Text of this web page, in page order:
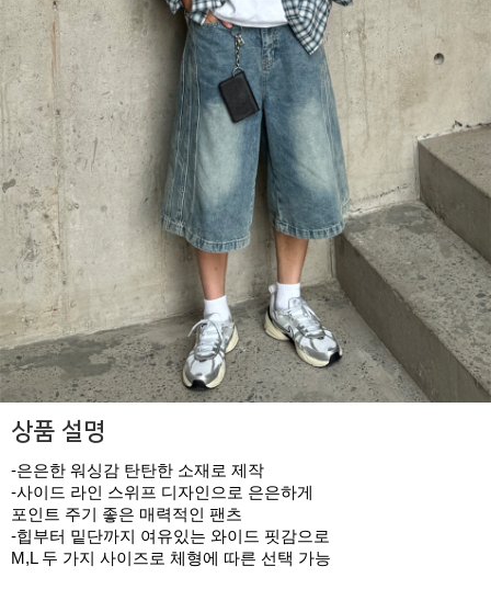
상품 설명
-은은한 워싱감 탄탄한 소재로 제작
-사이드 라인 스위프 디자인으로 은은하게
포인트 주기 좋은 매력적인 팬츠
-힙부터 밑단까지 여유있는 와이드 핏감으로
M,L 두 가지 사이즈로 체형에 따른 선택 가능